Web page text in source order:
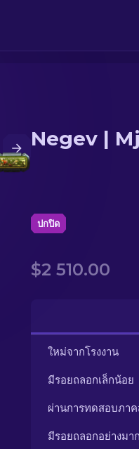
Negev |
ปกปิด
$2 510.00
ใหม่จากโรงงาน
มีรอยถลอกเล็กน้อย
ผ่านการทดสอบภา
มีรอยถลอกอย่างมาก